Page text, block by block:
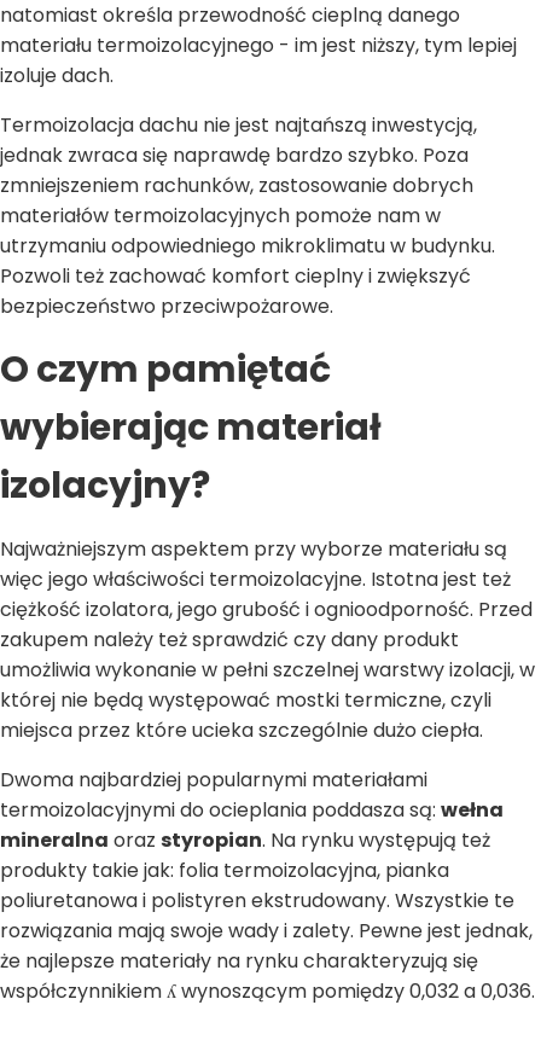
natomiast określa przewodność cieplną danego
materiału termoizolacyjnego - im jest niższy, tym lepiej
izoluje dach.
Termoizolacja dachu nie jest najtańszą inwestycją,
jednak zwraca się naprawdę bardzo szybko. Poza
zmniejszeniem rachunków, zastosowanie dobrych
materiałów termoizolacyjnych pomoże nam w
utrzymaniu odpowiedniego mikroklimatu w budynku.
Pozwoli też zachować komfort cieplny i zwiększyć
bezpieczeństwo przeciwpożarowe.
O czym pamiętać
wybierając materiał
izolacyjny?
Najważniejszym aspektem przy wyborze materiału są
więc jego właściwości termoizolacyjne. Istotna jest też
ciężkość izolatora, jego grubość i ognioodporność. Przed
zakupem należy też sprawdzić czy dany produkt
umożliwia wykonanie w pełni szczelnej warstwy izolacji, w
której nie będą występować mostki termiczne, czyli
miejsca przez które ucieka szczególnie dużo ciepła.
Dwoma najbardziej popularnymi materiałami
termoizolacyjnymi do ocieplania poddasza są: wełna
mineralna oraz styropian. Na rynku występują też
produkty takie jak: folia termoizolacyjna, pianka
poliuretanowa i polistyren ekstrudowany. Wszystkie te
rozwiązania mają swoje wady i zalety. Pewne jest jednak,
że najlepsze materiały na rynku charakteryzują się
współczynnikiem ʎ wynoszącym pomiędzy 0,032 a 0,036.